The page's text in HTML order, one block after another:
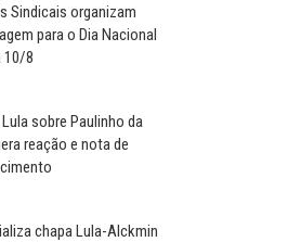
Sindicais organizam
para o Dia Nacional
10/8
sobre Paulinho da
reação e nota de
chapa Lula-Alckmin